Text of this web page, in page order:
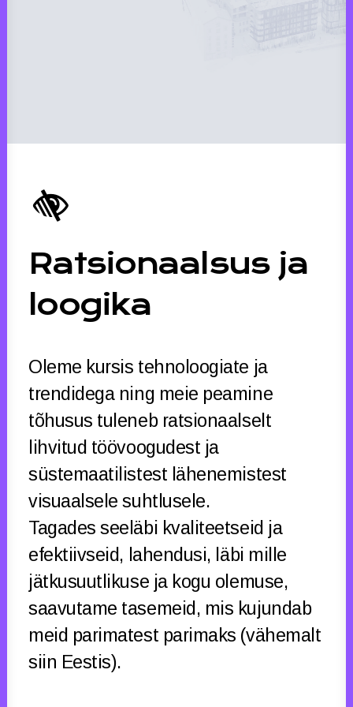
Ratsionaalsus ja
loogika
Oleme kursis tehnoloogiate ja
trendidega ning meie peamine
tõhusus tuleneb ratsionaalselt
lihvitud töövoogudest ja
süstemaatilistest lähenemistest
visuaalsele suhtlusele.
Tagades seeläbi kvaliteetseid ja
efektiivseid, lahendusi, läbi mille
jätkusuutlikuse ja kogu olemuse,
saavutame tasemeid, mis kujundab
meid parimatest parimaks (vähemalt
siin Eestis).